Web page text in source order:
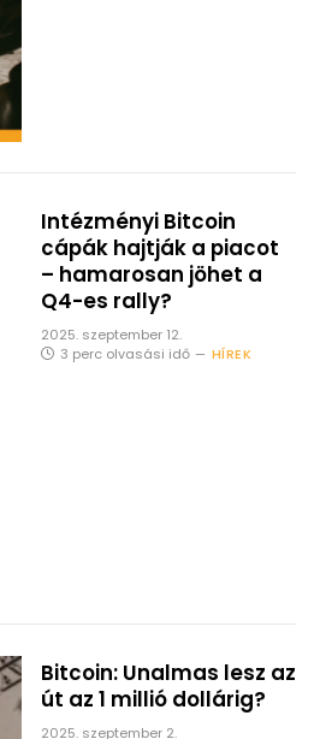
Intézményi Bitcoin
cápák hajtják a piacot
– hamarosan jöhet a
Q4-es rally?
2025. szeptember 12.
3 perc olvasási idő
HÍREK
Bitcoin: Unalmas lesz az
út az 1 millió dollárig?
2025. szeptember 2.